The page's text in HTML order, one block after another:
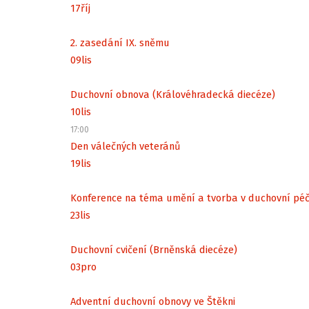
17říj
2. zasedání IX. sněmu
09lis
Duchovní obnova (Královéhradecká diecéze)
10lis
17:00
Den válečných veteránů
19lis
Konference na téma umění a tvorba v duchovní
23lis
Duchovní cvičení (Brněnská diecéze)
03pro
Adventní duchovní obnovy ve Štěkni